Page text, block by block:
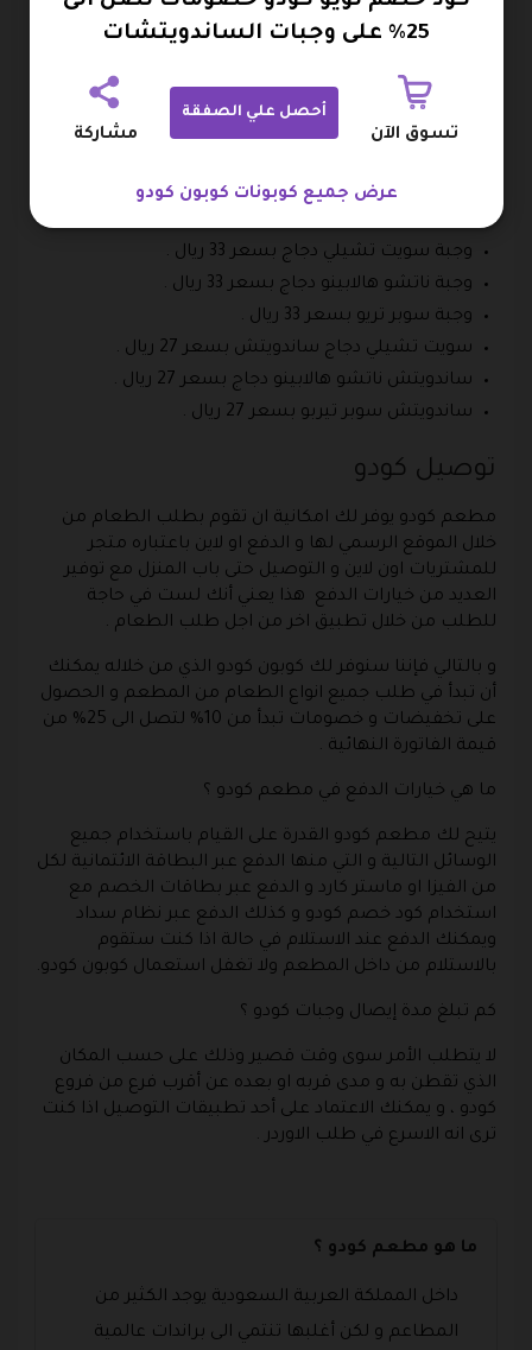
فانتا برتقال علبة بسعر 6 ريال .
سبرايت علبة بسعر 6 ريال .
كوكاكولا لايت بسعر 6 ريال .
زجاجة مياه صغيرة بسعر 2 ريال .
هو منيو صغير الحجم يأتي فقط بست وجبات رئيسي و هم :
وجبة سويت تشيلي دجاج بسعر 33 ريال .
وجبة ناتشو هالابينو دجاج بسعر 33 ريال .
وجبة سوبر تريو بسعر 33 ريال .
سويت تشيلي دجاج ساندويتش بسعر 27 ريال .
ساندويتش ناتشو هالابينو دجاج بسعر 27 ريال .
ساندويتش سوبر تيربو بسعر 27 ريال .
توصيل كودو
مطعم كودو يوفر لك امكانية ان تقوم بطلب الطعام من
خلال الموقع الرسمي لها و الدفع او لاين باعتباره متجر
للمشتريات اون لاين و التوصيل حتى باب المنزل مع توفير
العديد من خيارات الدفع هذا يعني أنك لست في حاجة
للطلب من خلال تطبيق اخر من اجل طلب الطعام .
و بالتالي فإننا سنوفر لك كوبون كودو الذي من خلاله يمكنك
أن تبدأ في طلب جميع انواع الطعام من المطعم و الحصول
على تخفيضات و خصومات تبدأ من 10% لتصل الى 25% من
قيمة الفاتورة النهائية .
ما هي خيارات الدفع في مطعم كودو ؟
يتيح لك مطعم كودو القدرة على القيام باستخدام جميع
الوسائل التالية و التي منها الدفع عبر البطاقة الائتمانية لكل
من الفيزا او ماستر كارد و الدفع عبر بطاقات الخصم مع
استخدام كود خصم كودو و كذلك الدفع عبر نظام سداد
ويمكنك الدفع عند الاستلام في حالة اذا كنت ستقوم
بالاستلام من داخل المطعم ولا تغفل استعمال كوبون كودو.
كم تبلغ مدة إيصال وجبات كودو ؟
لا يتطلب الأمر سوى وقت قصير وذلك على حسب المكان
الذي تقطن به و مدى قربه او بعده عن أقرب فرع من فروع
كودو ، و يمكنك الاعتماد على أحد تطبيقات التوصيل اذا كنت
ترى انه الاسرع في طلب الاوردر .
ما هو مطعم كودو ؟
داخل المملكة العربية السعودية يوجد الكثير من
المطاعم و لكن أغلبها تنتمي الى براندات عالمية
25% على وجبات الساندويتشات
تسوق الآن
أحصل علي الصفقة
مشاركة
عرض جميع كوبونات كوبون كودو